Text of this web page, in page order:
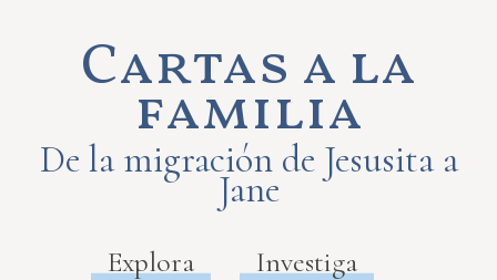
Cartas a la
familia
De la migración de Jesusita a
Jane
Explora
Investiga